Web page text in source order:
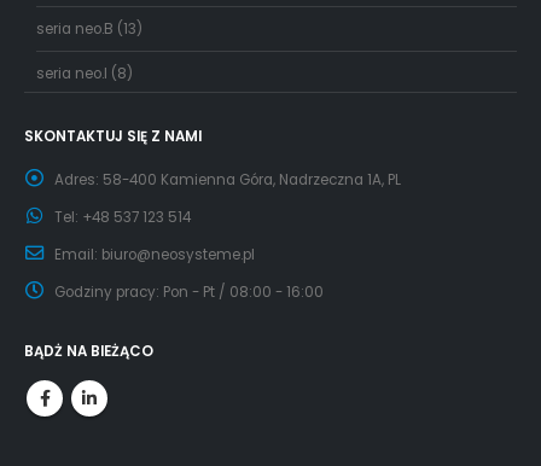
produktów
seria neo.B
1313
seria neo.I 88
SKONTAKTUJ SIĘ Z NAMI
Adres: 58-400 Kamienna Góra, Nadrzeczna 1A, PL
Tel: +48 537 123 514
Email: biuro@neosysteme.pl
Godziny pracy: Pon - Pt / 08:00 - 16:00
BĄDŻ NA BIEŻĄCO